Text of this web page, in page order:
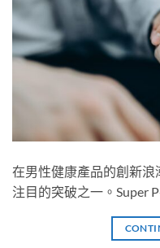
在男性健康產品的創新
注目的突破之一。Super